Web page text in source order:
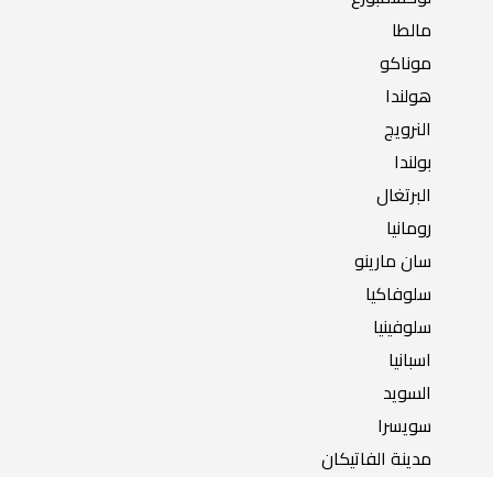
مالطا
موناكو
هولندا
النرويج
بولندا
البرتغال
رومانيا
سان مارينو
سلوفاكيا
سلوفينيا
اسبانيا
السويد
سويسرا
مدينة الفاتيكان